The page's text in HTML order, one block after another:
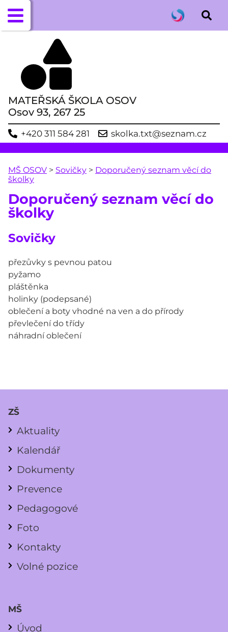
MATEŘSKÁ ŠKOLA OSOV
Osov 93, 267 25
+420 311 584 281 skolka.txt@seznam.cz
MŠ OSOV > Sovičky > Doporučený seznam věcí do
školky
Doporučený seznam věcí do
školky
Sovičky
přezůvky s pevnou patou
pyžamo
pláštěnka
holinky (podepsané)
oblečení a boty vhodné na ven a do přírody
převlečení do třídy
náhradní oblečení
ZŠ
Aktuality
Kalendář
Dokumenty
Prevence
Pedagogové
Foto
Kontakty
Volné pozice
MŠ
Úvod